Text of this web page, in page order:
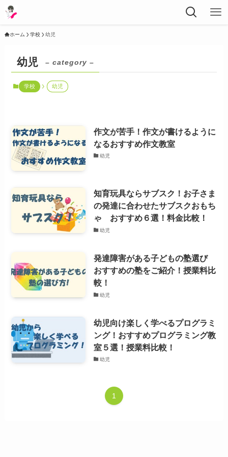
ホーム 学校 幼児
幼児 – category –
学校 幼児
作文が苦手！作文が書けるように
なるおすすめ作文教室
幼児
知育玩具ならサブスク！お子さま
の発達に合わせたサブスクおもち
ゃ おすすめ６選！料金比較！
幼児
発達障害がある子どもの塾選び
おすすめの塾をご紹介！授業料比
較！
幼児
幼児向け楽しく学べるプログラミ
ング！おすすめプログラミング教
室５選！授業料比較！
幼児
1